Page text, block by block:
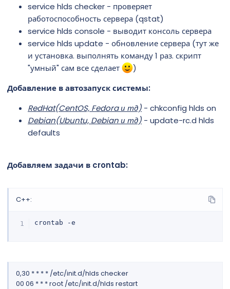
service hlds checker - проверяет
работоспособность сервера (qstat)
service hlds console - выводит консоль сервера
service hlds update - обновление сервера (тут же
и установка. выполнять команду 1 раз. скрипт
"умный" сам все сделает
)
Добавление в автозапуск системы:
RedHat(CentOS, Fedora и тд) - chkconfig hlds on
Debian(Ubuntu, Debian и тд) - update-rc.d hlds
defaults
Добавляем задачи в crontab:
C++:
crontab -e
0,30 * * * * /etc/init.d/hlds checker
00 06 * * * root /etc/init.d/hlds restart